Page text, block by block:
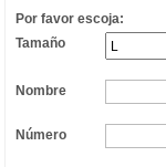
Por favor escoja:
Tamaño
Nombre
Número